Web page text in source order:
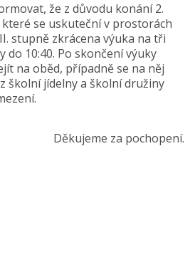
že z důvodu konání 2.
se uskuteční v prostorách
stupně zkrácena výuka na tři
do 10:40. Po skončení výuky
na oběd, případně se na něj
školní jídelny a školní družiny
Děkujeme za pochopení.